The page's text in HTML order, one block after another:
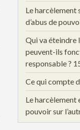
Le harcèlement
d’abus de
Qui va éteindre
peuvent-ils
responsable ?
Ce qui compte
Le harcèlement
pouvoir sur